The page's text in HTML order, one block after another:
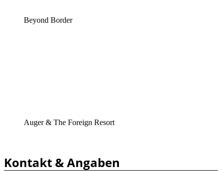
Beyond Border
Auger & The Foreign Resort
Kontakt & Angaben